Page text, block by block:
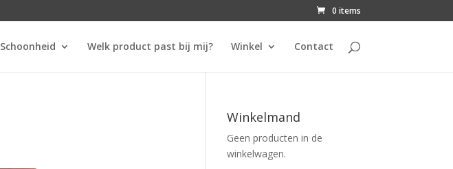
0 items
Schoonheid Welk product past bij mij? Winkel Contact
Winkelmand
Geen producten in de
winkelwagen.